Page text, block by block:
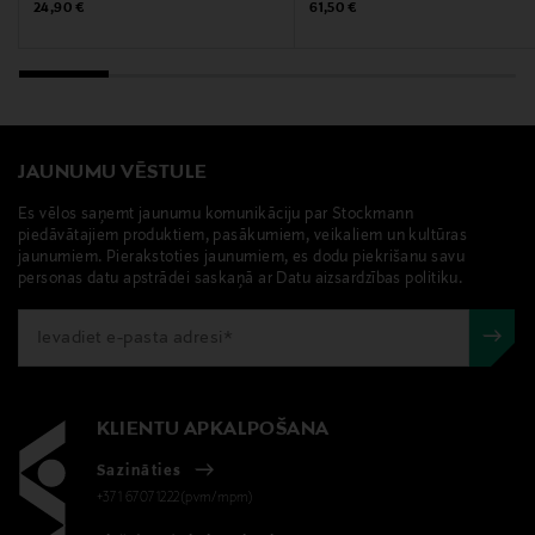
C263843/1).
Ražotājvalsts
Ražotāja daļas numurs
E3551100
Ražotājs
Digitālā adrese
neuvonta@loreal.com
Original Price
24,90 €
Original Price
61,50 €
JAUNUMU VĒSTULE
Es vēlos saņemt jaunumu komunikāciju par Stockmann
piedāvātajiem produktiem, pasākumiem, veikaliem un kultūras
jaunumiem. Pierakstoties jaunumiem, es dodu piekrišanu savu
personas datu apstrādei saskaņā ar Datu aizsardzības politiku.
KLIENTU APKALPOŠANA
Sazināties
+371 67071222(pvm/mpm)